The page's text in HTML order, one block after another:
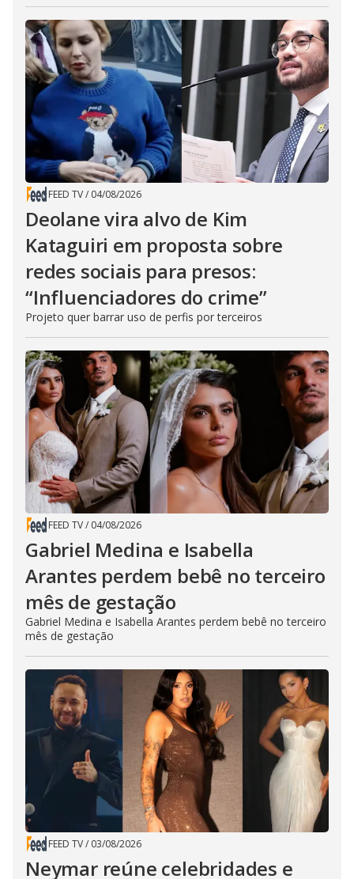
FEED TV/ 04/08/2026
Deolane vira alvo de Kim
Kataguiri em proposta sobre
redes sociais para presos:
“Influenciadores do crime”
Projeto quer barrar uso de perfis por terceiros
FEED TV/ 04/08/2026
Gabriel Medina e Isabella
Arantes perdem bebê no terceiro
mês de gestação
Gabriel Medina e Isabella Arantes perdem bebê no terceiro
mês de gestação
FEED TV/ 03/08/2026
Neymar reúne celebridades e